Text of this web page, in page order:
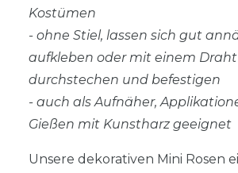
Kostümen
- ohne Stiel, lassen sich gut
aufkleben oder mit einem Draht
durchstechen und befestigen
- auch als Aufnäher,
Gießen mit Kunstharz geeignet
Unsere dekorativen Mini Rosen